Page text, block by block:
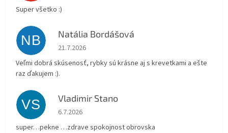
Super všetko :)
NB Natália Bordášová
Hodnotenie obchodu je 5 z 5 hviezdičiek.
21.7.2026
Veľmi dobrá skúsenosť, rybky sú krásne aj s krevetkami a ešte
raz ďakujem :).
VS Vladimir Stano
Hodnotenie obchodu je 5 z 5 hviezdičiek.
6.7.2026
super…pekne …zdrave spokojnost obrovska